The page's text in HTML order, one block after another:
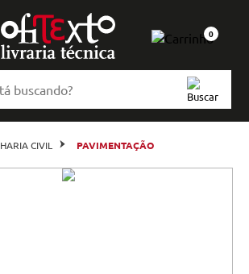
0
CIVIL PAVIMENTAÇÃO